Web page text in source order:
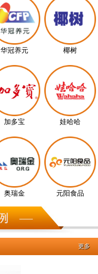
华冠养元 椰树
加多宝 娃哈哈
奥瑞金 元阳食品
更多